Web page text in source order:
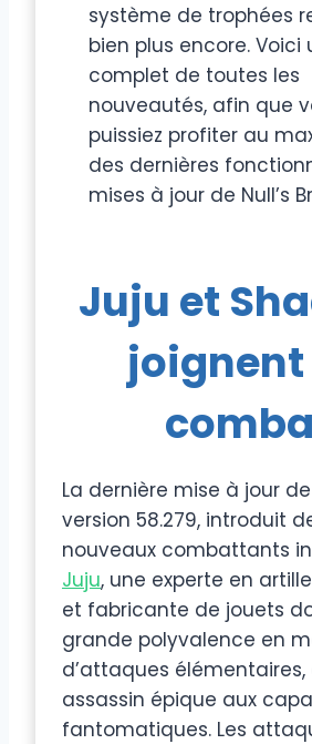
système de trophées
bien plus encore. Voici
complet de toutes les
nouveautés, afin que
puissiez profiter au
des dernières
mises à jour de Null’s
Juju et
joignent
La dernière mise à jour de
version 58.279, introduit
nouveaux combattants
Juju, une experte en
et fabricante de jouets
grande polyvalence en
d’attaques élémentaires,
assassin épique aux
fantomatiques. Les